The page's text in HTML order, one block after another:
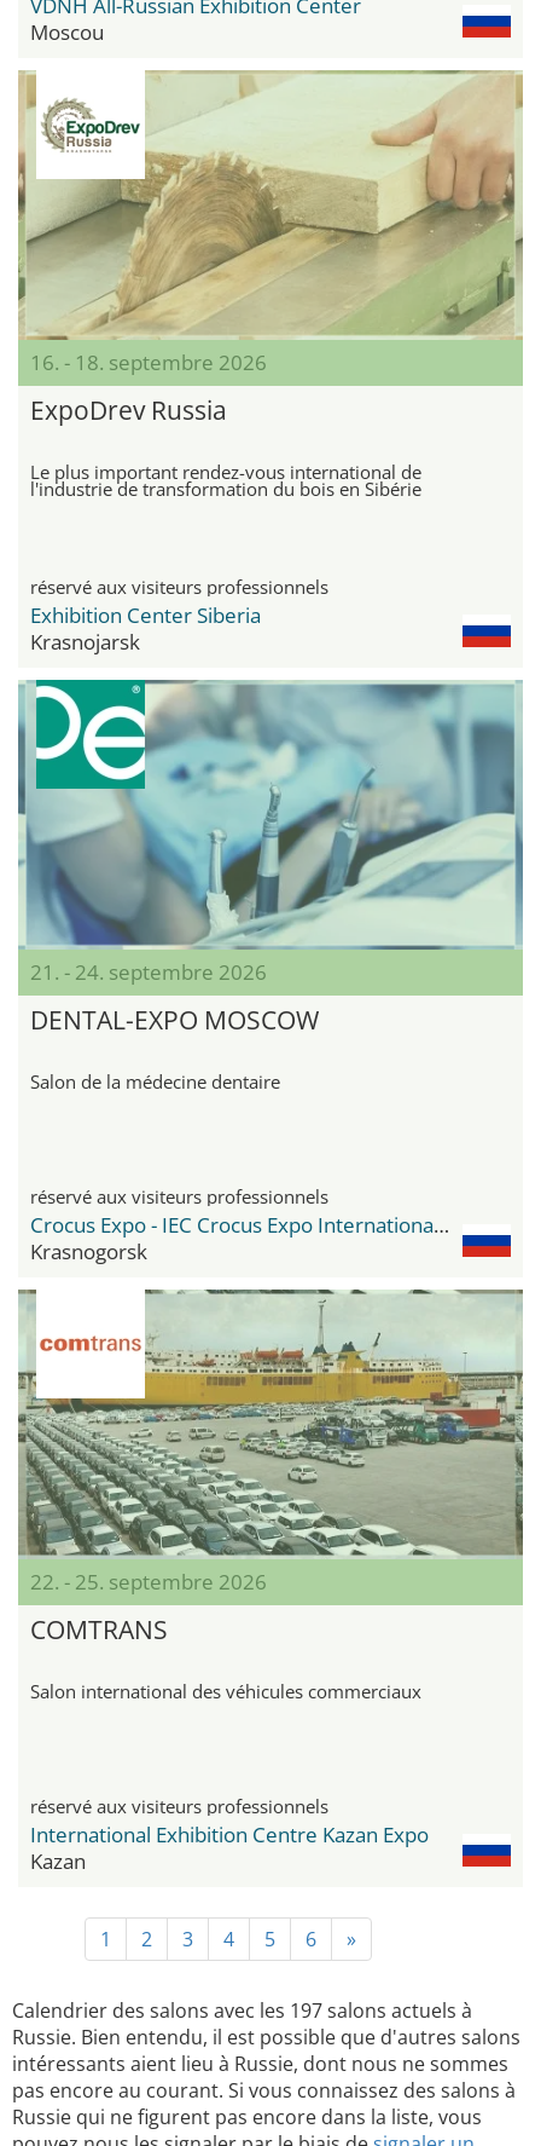
VDNH All-Russian Exhibition Center
Moscou
16. - 18. septembre 2026
ExpoDrev Russia
Le plus important rendez-vous international de
l'industrie de transformation du bois en Sibérie
réservé aux visiteurs professionnels
Exhibition Center Siberia
Krasnojarsk
21. - 24. septembre 2026
DENTAL-EXPO MOSCOW
Salon de la médecine dentaire
réservé aux visiteurs professionnels
Crocus Expo - IEC Crocus Expo International Exhibition Centre
Krasnogorsk
22. - 25. septembre 2026
COMTRANS
Salon international des véhicules commerciaux
réservé aux visiteurs professionnels
International Exhibition Centre Kazan Expo
Kazan
1 2 3 4 5 6 »
Calendrier des salons avec les 197 salons actuels à
Russie. Bien entendu, il est possible que d'autres salons
intéressants aient lieu à Russie, dont nous ne sommes
pas encore au courant. Si vous connaissez des salons à
Russie qui ne figurent pas encore dans la liste, vous